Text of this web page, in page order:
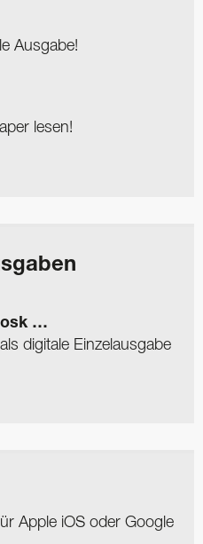
Ausgabe!
lesen!
…
digitale Einzelausgabe
Apple iOS oder Google